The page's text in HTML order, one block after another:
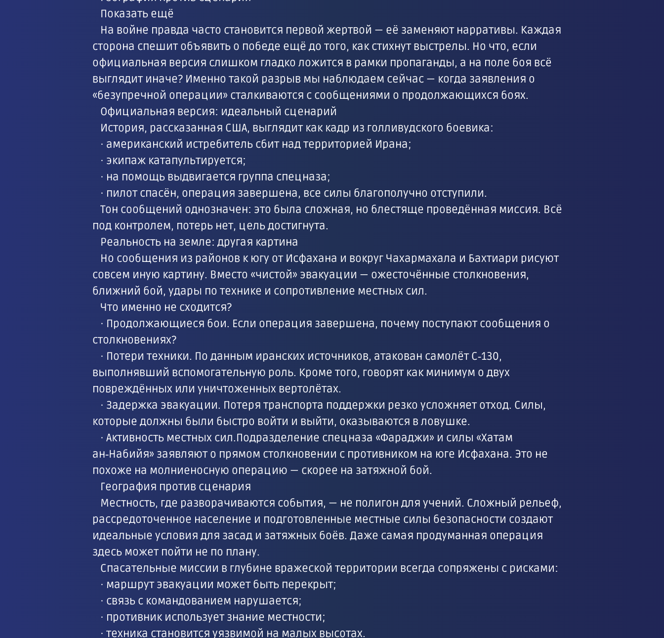
Показать ещё
На войне правда часто становится первой жертвой — её заменяют нарративы. Каждая
сторона спешит объявить о победе ещё до того, как стихнут выстрелы. Но что, если
официальная версия слишком гладко ложится в рамки пропаганды, а на поле боя всё
выглядит иначе? Именно такой разрыв мы наблюдаем сейчас — когда заявления о
«безупречной операции» сталкиваются с сообщениями о продолжающихся боях.
Официальная версия: идеальный сценарий
История, рассказанная США, выглядит как кадр из голливудского боевика:
· американский истребитель сбит над территорией Ирана;
· экипаж катапультируется;
· на помощь выдвигается группа спецназа;
· пилот спасён, операция завершена, все силы благополучно отступили.
Тон сообщений однозначен: это была сложная, но блестяще проведённая миссия. Всё
под контролем, потерь нет, цель достигнута.
Реальность на земле: другая картина
Но сообщения из районов к югу от Исфахана и вокруг Чахармахала и Бахтиари рисуют
совсем иную картину. Вместо «чистой» эвакуации — ожесточённые столкновения,
ближний бой, удары по технике и сопротивление местных сил.
Что именно не сходится?
· Продолжающиеся бои. Если операция завершена, почему поступают сообщения о
столкновениях?
· Потери техники. По данным иранских источников, атакован самолёт C‑130,
выполнявший вспомогательную роль. Кроме того, говорят как минимум о двух
повреждённых или уничтоженных вертолётах.
· Задержка эвакуации. Потеря транспорта поддержки резко усложняет отход. Силы,
которые должны были быстро войти и выйти, оказываются в ловушке.
· Активность местных сил.Подразделение спецназа «Фараджи» и силы «Хатам
ан‑Набийя» заявляют о прямом столкновении с противником на юге Исфахана. Это не
похоже на молниеносную операцию — скорее на затяжной бой.
География против сценария
Местность, где разворачиваются события, — не полигон для учений. Сложный рельеф,
рассредоточенное население и подготовленные местные силы безопасности создают
идеальные условия для засад и затяжных боёв. Даже самая продуманная операция
здесь может пойти не по плану.
Спасательные миссии в глубине вражеской территории всегда сопряжены с рисками:
· маршрут эвакуации может быть перекрыт;
· связь с командованием нарушается;
· противник использует знание местности;
· техника становится уязвимой на малых высотах.